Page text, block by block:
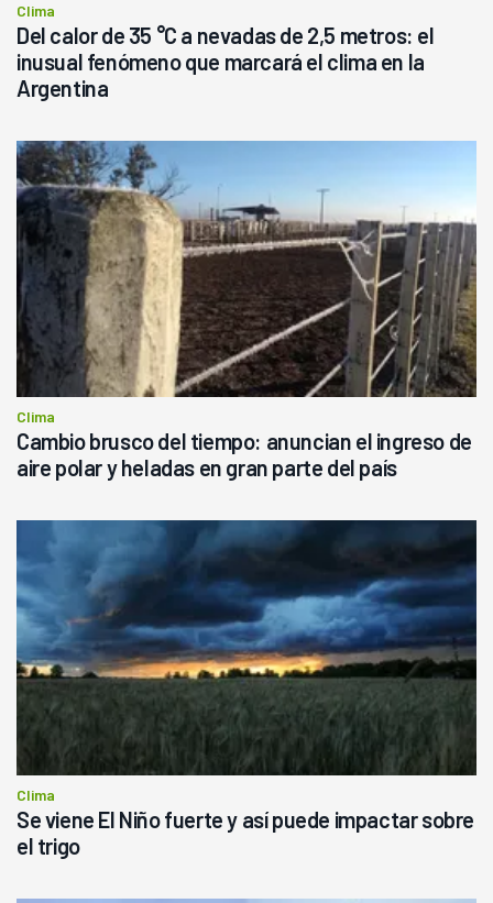
Clima
Del calor de 35 °C a nevadas de 2,5 metros: el
inusual fenómeno que marcará el clima en la
Argentina
Clima
Cambio brusco del tiempo: anuncian el ingreso de
aire polar y heladas en gran parte del país
Clima
Se viene El Niño fuerte y así puede impactar sobre
el trigo